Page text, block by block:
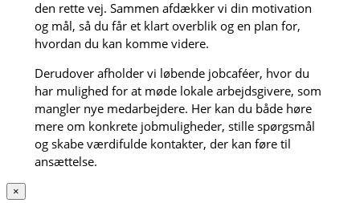
den rette vej. Sammen afdækker vi din motivation
og mål, så du får et klart overblik og en plan for,
hvordan du kan komme videre.
Derudover afholder vi løbende jobcaféer, hvor du
har mulighed for at møde lokale arbejdsgivere, som
mangler nye medarbejdere. Her kan du både høre
mere om konkrete jobmuligheder, stille spørgsmål
og skabe værdifulde kontakter, der kan føre til
ansættelse.
×